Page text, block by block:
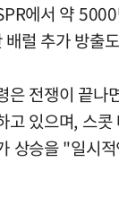
에서 약
럴 추가 방출
은 전쟁이 끝나
고 있으며, 스
상승을 "일시